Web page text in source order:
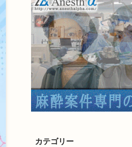
カテゴリー